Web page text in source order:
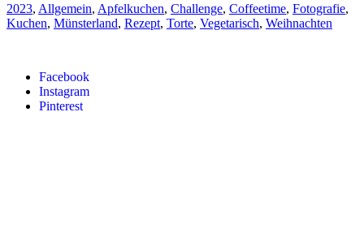
Facebook
Instagram
Pinterest
2023, Allgemein, Apfelkuchen, Challenge, Coffeetime, Fotografie,
Kuchen, Münsterland, Rezept, Torte, Vegetarisch, Weihnachten